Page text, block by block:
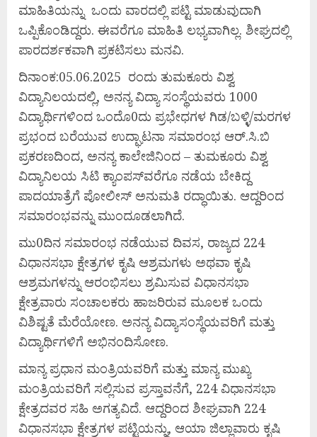
ಮಾಹಿತಿಯನ್ನು ಒಂದು ವಾರದಲ್ಲಿ ಪಟ್ಟಿ ಮಾಡುವುದಾಗಿ
ಒಪ್ಪಿಕೊಂಡಿದ್ದರು. ಈವರೆಗೂ ಮಾಹಿತಿ ಲಭ್ಯವಾಗಿಲ್ಲ. ಶೀಘ್ರದಲ್ಲಿ
ಪಾರದರ್ಶಕವಾಗಿ ಪ್ರಕಟಿಸಲು ಮನವಿ.
ದಿನಾಂಕ:05.06.2025 ರಂದು ತುಮಕೂರು ವಿಶ್ವ
ವಿದ್ಯಾನಿಲಯದಲ್ಲಿ, ಅನನ್ಯ ವಿದ್ಯಾ ಸಂಸ್ಥೆಯವರು 1000
ವಿದ್ಯಾರ್ಥಿಗಳಿಂದ ಒಂದೊ0ದು ಪ್ರಭೇಧಗಳ ಗಿಡ/ಬಳ್ಳಿ/ಮರಗಳ
ಪ್ರಭಂದ ಬರೆಯುವ ಉದ್ಘಾಟನಾ ಸಮಾರಂಭ ಆರ್.ಸಿ.ಬಿ
ಪ್ರಕರಣದಿಂದ, ಅನನ್ಯ ಕಾಲೇಜಿನಿಂದ – ತುಮಕೂರು ವಿಶ್ವ
ವಿದ್ಯಾನಿಲಯ ಸಿಟಿ ಕ್ಯಾಂಪಸ್‌ವರೆಗೂ ನಡೆಯ ಬೇಕಿದ್ದ
ಪಾದಯಾತ್ರೆಗೆ ಪೋಲೀಸ್ ಅನುಮತಿ ರದ್ಧಾಯಿತು. ಆದ್ದರಿಂದ
ಸಮಾರಂಭವನ್ನು ಮುಂದೂಡಲಾಗಿದೆ.
ಮು0ದಿನ ಸಮಾರಂಭ ನಡೆಯುವ ದಿವಸ, ರಾಜ್ಯದ 224
ವಿಧಾನಸಭಾ ಕ್ಷೇತ್ರಗಳ ಕೃಷಿ ಆಶ್ರಮಗಳು ಅಥವಾ ಕೃಷಿ
ಆಶ್ರಮಗಳನ್ನು ಆರಂಭಿಸಲು ಶ್ರಮಿಸುವ ವಿಧಾನಸಭಾ
ಕ್ಷೇತ್ರವಾರು ಸಂಚಾಲಕರು ಹಾಜರಿರುವ ಮೂಲಕ ಒಂದು
ವಿಶಿಷ್ಟತೆ ಮೆರೆಯೋಣ. ಅನನ್ಯ ವಿದ್ಯಾಸಂಸ್ಥೆಯವರಿಗೆ ಮತ್ತು
ವಿದ್ಯಾರ್ಥಿಗಳಿಗೆ ಅಭಿನಂದಿಸೋಣ.
ಮಾನ್ಯ ಪ್ರಧಾನ ಮಂತ್ರಿಯವರಿಗೆ ಮತ್ತು ಮಾನ್ಯ ಮುಖ್ಯ
ಮಂತ್ರಿಯವರಿಗೆ ಸಲ್ಲಿಸುವ ಪ್ರಸ್ತಾವನೆಗೆ, 224 ವಿಧಾನಸಭಾ
ಕ್ಷೇತ್ರದವರ ಸಹಿ ಅಗತ್ಯವಿದೆ. ಆದ್ದರಿಂದ ಶೀಘ್ರವಾಗಿ 224
ವಿಧಾನಸಭಾ ಕ್ಷೇತ್ರಗಳ ಪಟ್ಟಿಯನ್ನು, ಆಯಾ ಜಿಲ್ಲಾವಾರು ಕೃಷಿ